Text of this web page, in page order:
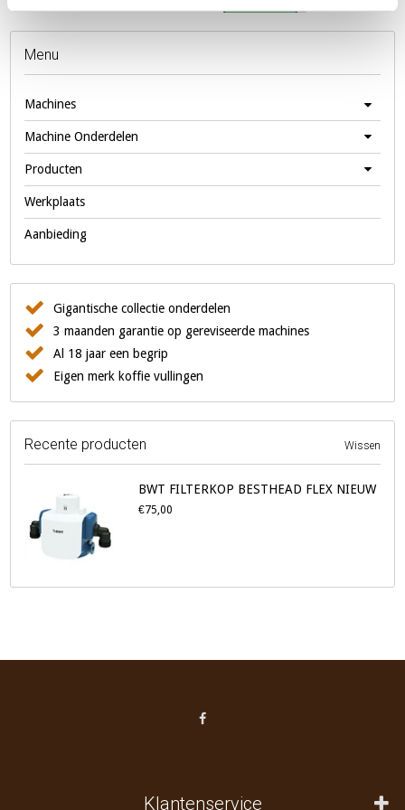
Menu
Machines
Machine Onderdelen
Producten
Werkplaats
Aanbieding
Gigantische collectie onderdelen
3 maanden garantie op gereviseerde machines
Al 18 jaar een begrip
Eigen merk koffie vullingen
Recente producten Wissen
BWT FILTERKOP BESTHEAD FLEX NIEUW
€75,00
Klantenservice